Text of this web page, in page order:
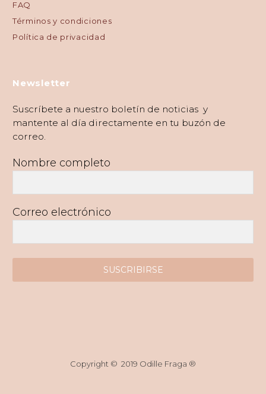
FAQ
Términos y condiciones
Política de privacidad
Newsletter
Suscríbete a nuestro boletín de noticias y
mantente al día directamente en tu buzón de
correo.
Nombre completo
Correo electrónico
SUSCRIBIRSE
Copyright © 2019 Odille Fraga ®